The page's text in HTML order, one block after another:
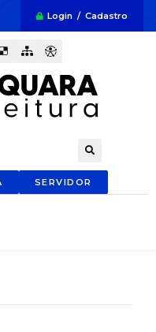
Login / Cadastro
SERVIDOR